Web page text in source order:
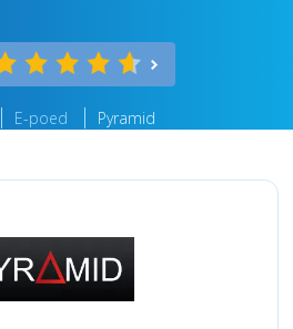
E-poed Pyramid